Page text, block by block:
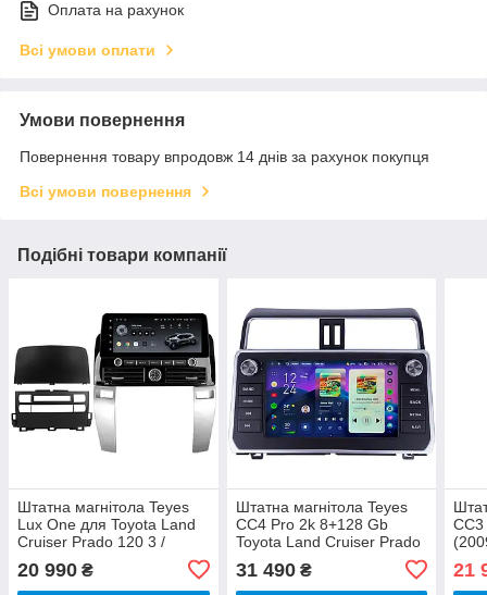
Оплата на рахунок
Всі умови оплати
Умови повернення
Повернення товару впродовж 14 днів за рахунок покупця
Всі умови повернення
Подібні товари компанії
Штатна магнітола Teyes
Lux One для Toyota Land
Cruiser Prado 120 3 /
Lexus GX470 J120 2002-
2009
20 990 ₴
Штатна магнітола Teyes
CC4 Pro 2k 8+128 Gb
Toyota Land Cruiser Prado
150 LC150 2018+ B-MOD
9"
31 490₴
CC3
21